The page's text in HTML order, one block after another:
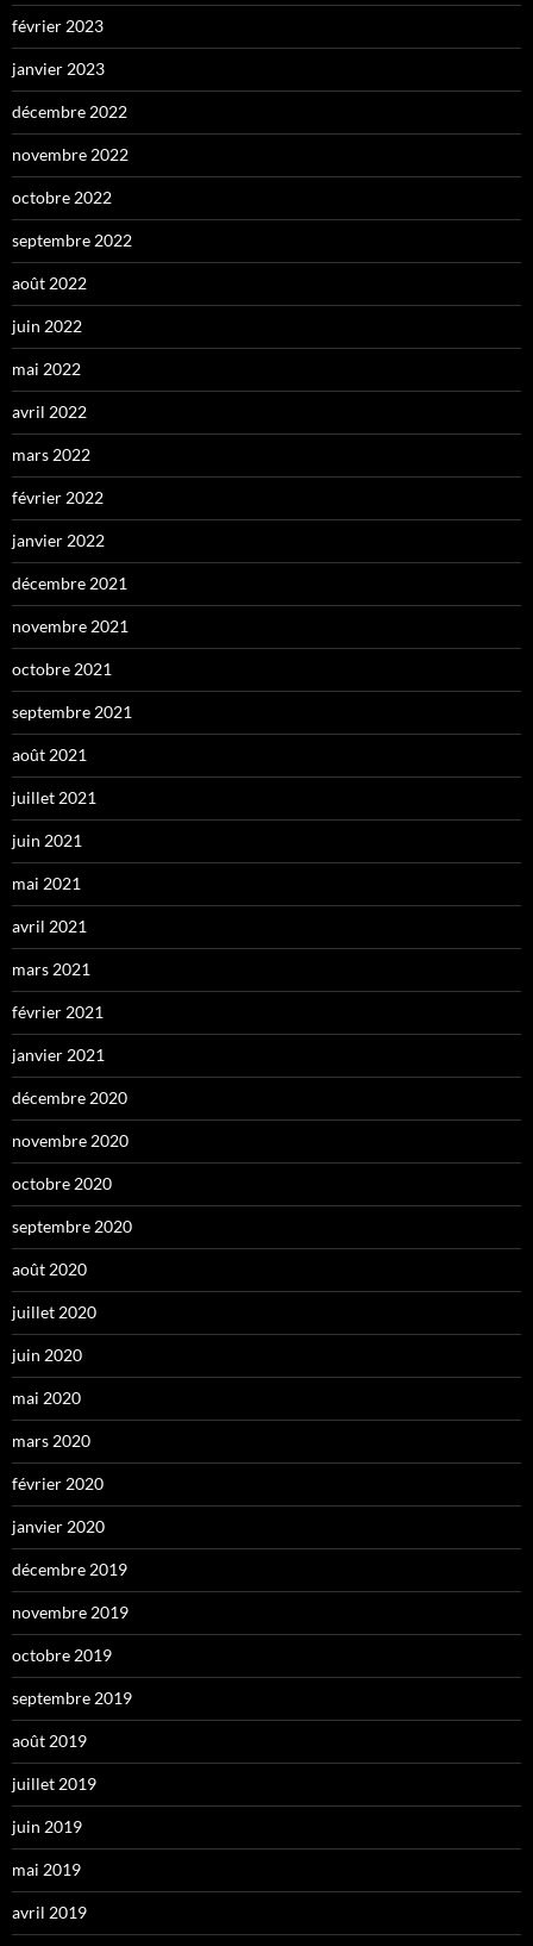
février 2023
janvier 2023
décembre 2022
novembre 2022
octobre 2022
septembre 2022
août 2022
juin 2022
mai 2022
avril 2022
mars 2022
février 2022
janvier 2022
décembre 2021
novembre 2021
octobre 2021
septembre 2021
août 2021
juillet 2021
juin 2021
mai 2021
avril 2021
mars 2021
février 2021
janvier 2021
décembre 2020
novembre 2020
octobre 2020
septembre 2020
août 2020
juillet 2020
juin 2020
mai 2020
mars 2020
février 2020
janvier 2020
décembre 2019
novembre 2019
octobre 2019
septembre 2019
août 2019
juillet 2019
juin 2019
mai 2019
avril 2019